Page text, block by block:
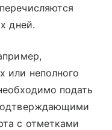
дней.
или неполного
подать
с отметками